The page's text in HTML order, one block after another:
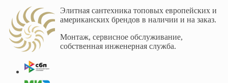
Элитная сантехника топовых европейских и
американских брендов в наличии и на заказ.
Монтаж, сервисное обслуживание,
собственная инженерная служба.